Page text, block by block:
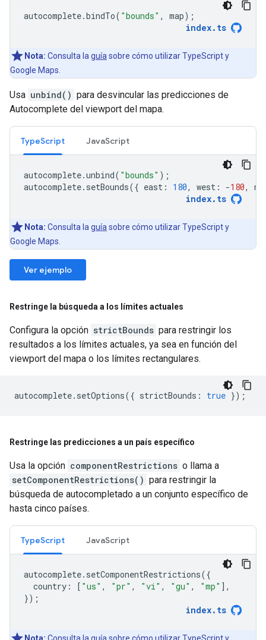
autocomplete.bindTo( "bounds" , map);
index. ts
Nota: Consulta la guía sobre cómo utilizar TypeScript y
Google Maps.
Usa unbind() para desvincular las predicciones de
Autocomplete del viewport del mapa.
TypeScript JavaScript
autocomplete.unbind( "bounds" );
autocomplete. setBounds({ east : 180, west : -180,
index. ts
Nota: Consulta la guía sobre cómo utilizar TypeScript y
Google Maps.
Ver ejemplo
Restringe la búsqueda a los límites actuales
Configura la opción strictBounds para restringir los
resultados a los límites actuales, ya sea en función del
viewport del mapa o los límites rectangulares.
autocomplete. setOptions({ strictBounds : true });
Restringe las predicciones a un país específico
Usa la opción componentRestrictions o llama a
setComponentRestrictions() para restringir la
búsqueda de autocompletado a un conjunto específico de
hasta cinco países.
TypeScript JavaScript
autocomplete. setComponentRestrictions({
country : [ "us" , "pr" , "vi" , "gu" , "mp" ],
});
index. ts